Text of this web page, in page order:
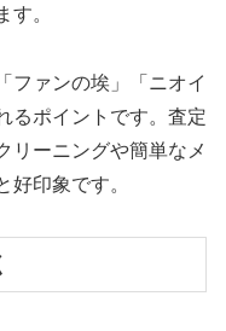
す。
ファンの埃」「ニオイ
るポイントです。査定
リーニングや簡単なメ
好印象です。